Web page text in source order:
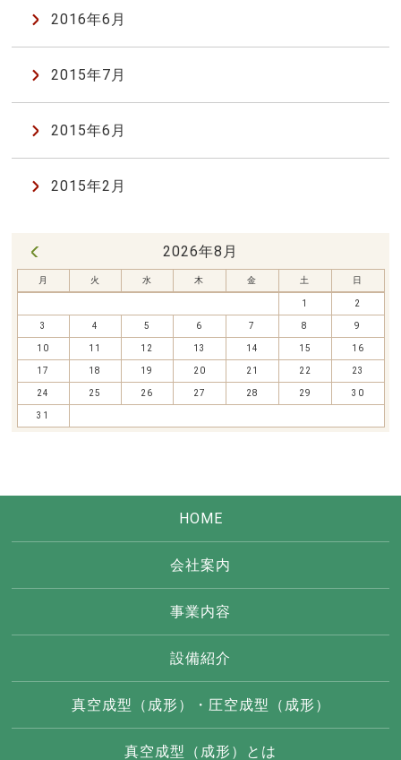
2016年6月
2015年7月
2015年6月
2015年2月
2026年8月
月 火 水 木 金 土 日
1 2
3 4 5 6 7 8 9
10 11 12 13 14 15 16
17 18 19 20 21 22 23
24 25 26 27 28 29 30
31
HOME
会社案内
事業内容
設備紹介
真空成型（成形）・圧空成型（成形）
真空成型（成形）とは